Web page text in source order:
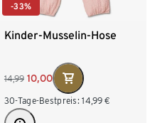
-33%
Kinder-Musselin-Hose
14,99 10,00
30-Tage-Bestpreis: 14,99 €